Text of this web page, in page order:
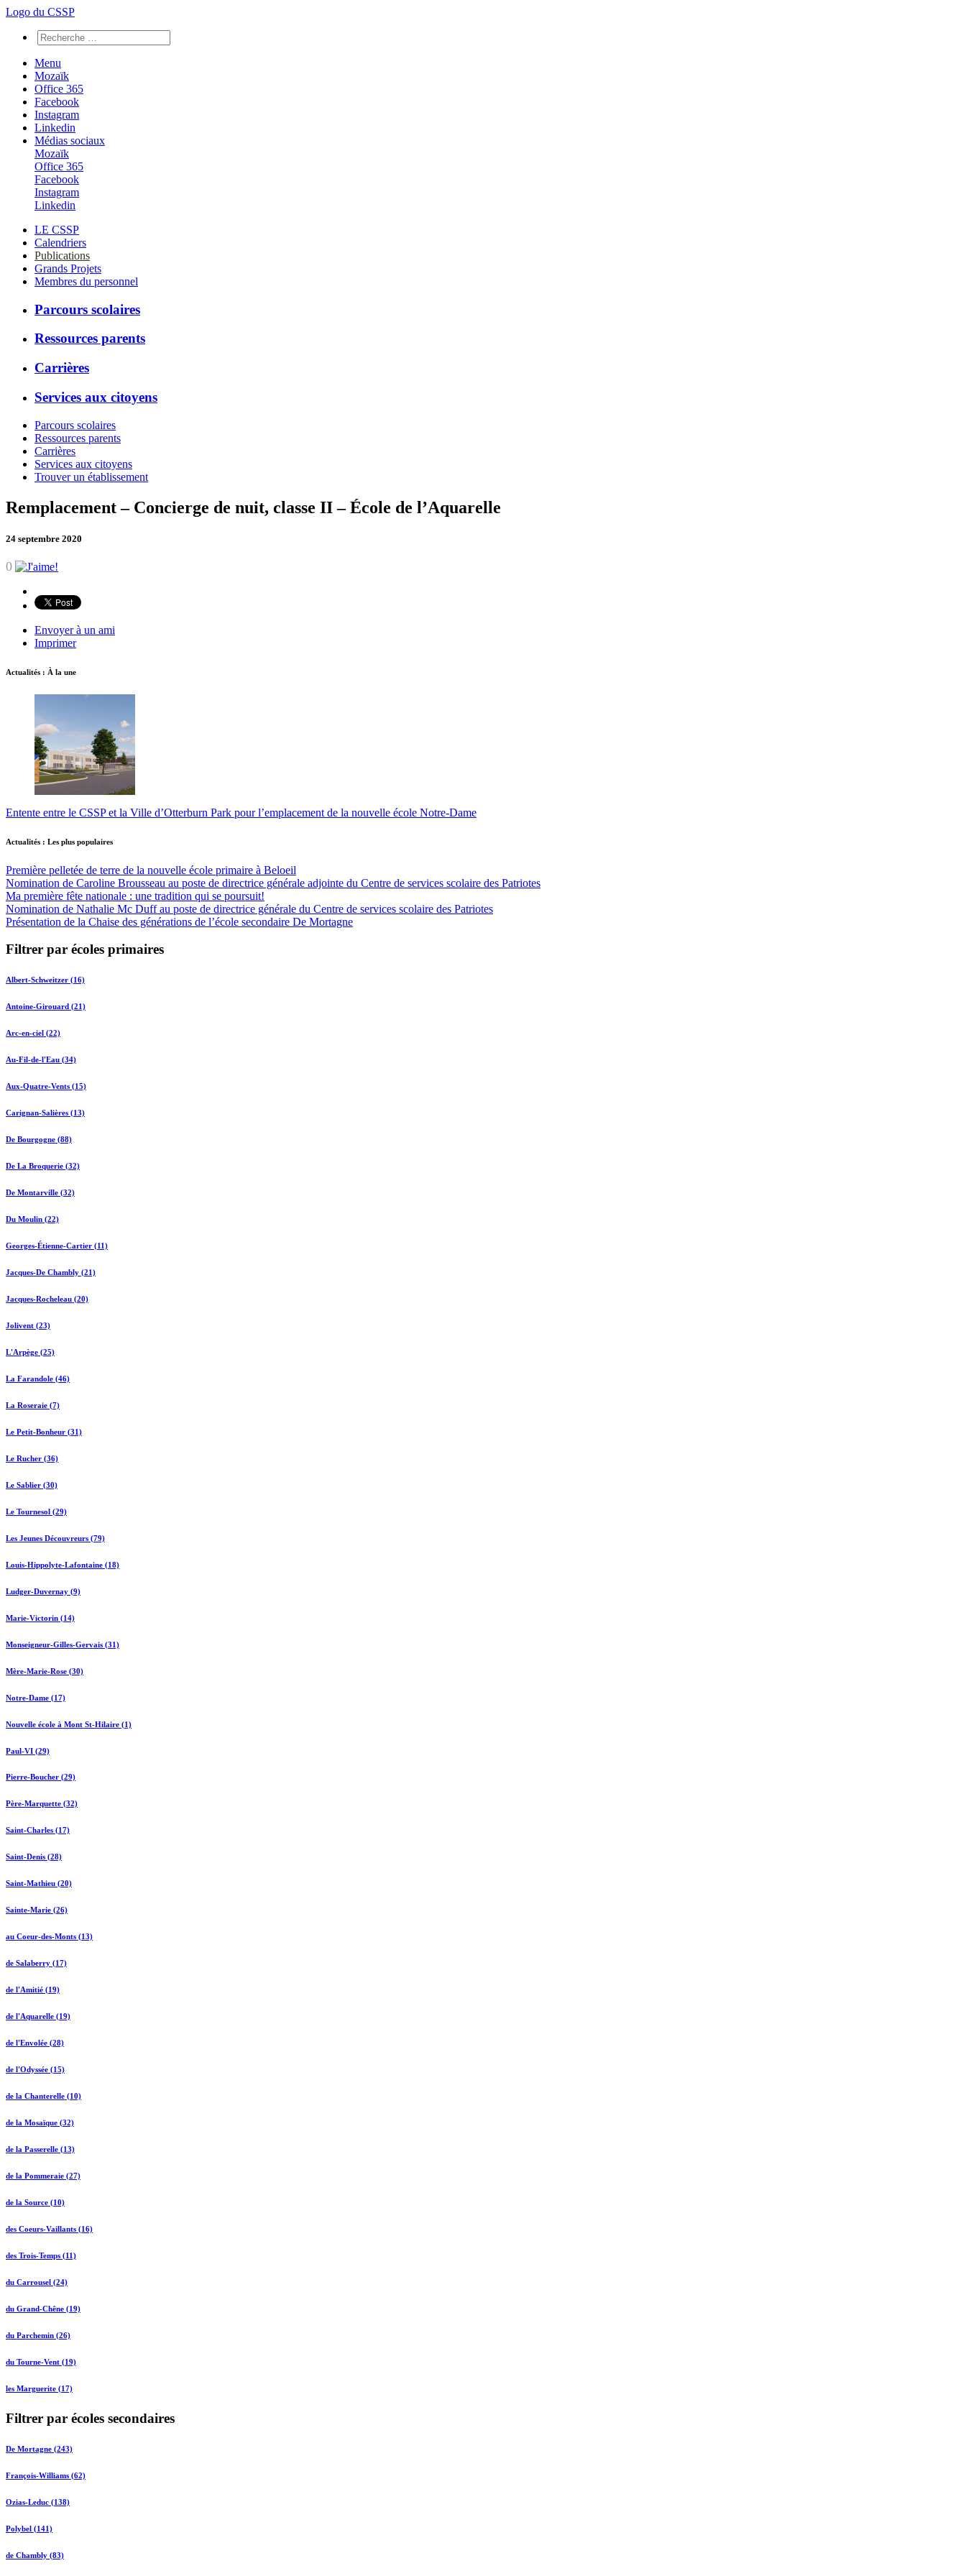
Logo du CSSP
Menu
Mozaïk
Office 365
Facebook
Instagram
Linkedin
Médias sociaux
Mozaïk
Office 365
Facebook
Instagram
Linkedin
LE CSSP
Calendriers
Publications
Grands Projets
Membres du personnel
Parcours scolaires
Ressources parents
Carrières
Services aux citoyens
Parcours scolaires
Ressources parents
Carrières
Services aux citoyens
Trouver un établissement
Remplacement – Concierge de nuit, classe II – École de l’Aquarelle
24 septembre 2020
0
Envoyer à un ami
Imprimer
Actualités : À la une
Entente entre le CSSP et la Ville d’Otterburn Park pour l’emplacement de la nouvelle école Notre-Dame
Actualités : Les plus populaires
Première pelletée de terre de la nouvelle école primaire à Beloeil
Nomination de Caroline Brousseau au poste de directrice générale adjointe du Centre de services scolaire des Patriotes
Ma première fête nationale : une tradition qui se poursuit!
Nomination de Nathalie Mc Duff au poste de directrice générale du Centre de services scolaire des Patriotes
Présentation de la Chaise des générations de l’école secondaire De Mortagne
Filtrer par écoles primaires
Albert-Schweitzer (16)
Antoine-Girouard (21)
Arc-en-ciel (22)
Au-Fil-de-l'Eau (34)
Aux-Quatre-Vents (15)
Carignan-Salières (13)
De Bourgogne (88)
De La Broquerie (32)
De Montarville (32)
Du Moulin (22)
Georges-Étienne-Cartier (11)
Jacques-De Chambly (21)
Jacques-Rocheleau (20)
Jolivent (23)
L'Arpège (25)
La Farandole (46)
La Roseraie (7)
Le Petit-Bonheur (31)
Le Rucher (36)
Le Sablier (30)
Le Tournesol (29)
Les Jeunes Découvreurs (79)
Louis-Hippolyte-Lafontaine (18)
Ludger-Duvernay (9)
Marie-Victorin (14)
Monseigneur-Gilles-Gervais (31)
Mère-Marie-Rose (30)
Notre-Dame (17)
Nouvelle école à Mont St-Hilaire (1)
Paul-VI (29)
Pierre-Boucher (29)
Père-Marquette (32)
Saint-Charles (17)
Saint-Denis (28)
Saint-Mathieu (20)
Sainte-Marie (26)
au Coeur-des-Monts (13)
de Salaberry (17)
de l'Amitié (19)
de l'Aquarelle (19)
de l'Envolée (28)
de l'Odyssée (15)
de la Chanterelle (10)
de la Mosaïque (32)
de la Passerelle (13)
de la Pommeraie (27)
de la Source (10)
des Coeurs-Vaillants (16)
des Trois-Temps (11)
du Carrousel (24)
du Grand-Chêne (19)
du Parchemin (26)
du Tourne-Vent (19)
les Marguerite (17)
Filtrer par écoles secondaires
De Mortagne (243)
François-Williams (62)
Ozias-Leduc (138)
Polybel (141)
de Chambly (83)